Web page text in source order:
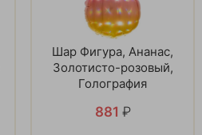
Шар Фигура, Ананас,
Золотисто-розовый,
Голография
881 ₽